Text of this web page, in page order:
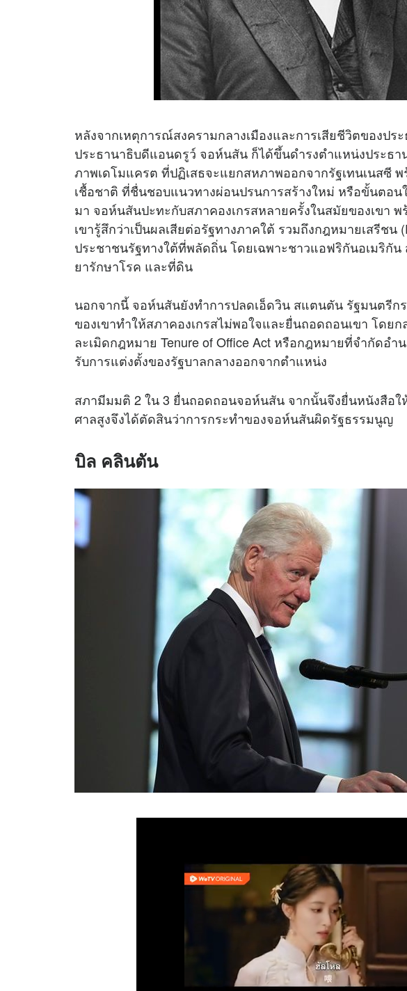
หลังจากเหตุการณ์สงครามกลางเมืองและการเสียชีวิตของป
ประธานาธิบดีแอนดรูว์ จอห์นสัน ก็ได้ขึ้นดำรงตำแหน่งประธ
ภาพเดโมแครต ที่ปฏิเสธจะแยกสหภาพออกจากรัฐเทนเนสซี
เชื้อชาติ ที่ชื่นชอบแนวทางผ่อนปรนการสร้างใหม่ หรือขั้นตอน
มา จอห์นสันปะทะกับสภาคองเกรสหลายครั้งในสมัยของเขา
เขารู้สึกว่าเป็นผลเสียต่อรัฐทางภาคใต้ รวมถึงกฎหมายเสรีชน
ประชาชนรัฐทางใต้ที่พลัดถิ่น โดยเฉพาะชาวแอฟริกันอเมริกัน
ยารักษาโรค และที่ดิน
นอกจากนี้ จอห์นสันยังทำการปลดเอ็ดวิน สแตนตัน รัฐมนตรีก
ของเขาทำให้สภาคองเกรสไม่พอใจและยื่นถอดถอนเขา โดย
ละเมิดกฎหมาย Tenure of Office Act หรือกฎหมายที่จำกัดอ
รับการแต่งตั้งของรัฐบาลกลางออกจากตำแหน่ง
สภามีมมติ 2 ใน 3 ยื่นถอดถอนจอห์นสัน จากนั้นจึงยื่นหนังสือ
ศาลสูงจึงได้ตัดสินว่าการกระทำของจอห์นสันผิดรัฐธรรมนูญ
บิล คลินตัน